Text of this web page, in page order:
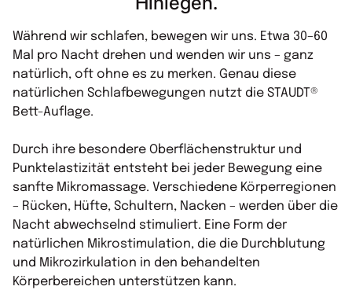
Während wir schlafen, bewegen wir uns. Etwa 30–60
Mal pro Nacht drehen und wenden wir uns – ganz
natürlich, oft ohne es zu merken. Genau diese
natürlichen Schlafbewegungen nutzt die STAUDT®
Bett-Auflage.
Durch ihre besondere Oberflächenstruktur und
Punktelastizität entsteht bei jeder Bewegung eine
sanfte Mikromassage. Verschiedene Körperregionen
– Rücken, Hüfte, Schultern, Nacken – werden über die
Nacht abwechselnd stimuliert. Eine Form der
natürlichen Mikrostimulation, die die Durchblutung
und Mikrozirkulation in den behandelten
Körperbereichen unterstützen kann.